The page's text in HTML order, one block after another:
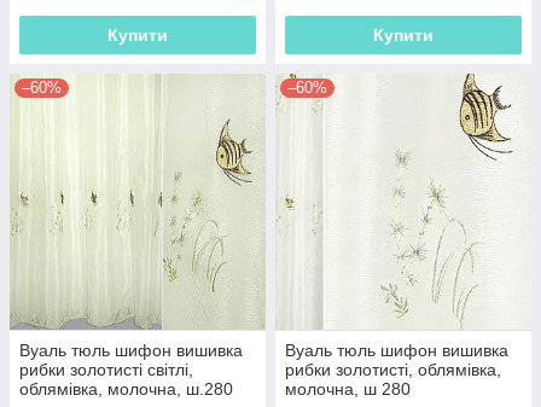
Купити Купити
–60%
Вуаль тюль шифон вишивка
рибки золотисті світлі,
облямівка, молочна, ш.280
–60%
Вуаль тюль шифон вишивка
рибки золотисті, облямівка,
молочна, ш 280